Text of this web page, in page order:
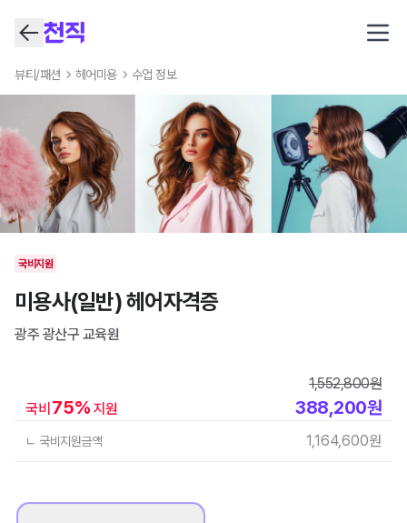
뷰티/패션 헤어미용 수업 정보
국비지원
미용사(일반) 헤어자격증
광주 광산구 교육원
국비 75% 지원
1,552,800원
388,200원
ㄴ 국비지원금액 1,164,600원